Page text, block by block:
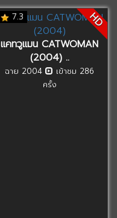
7.3 HD
แคทวูแมน CATWOMAN
(2004) ..
ฉาย 2004
เข้าชม 286
ครั้ง